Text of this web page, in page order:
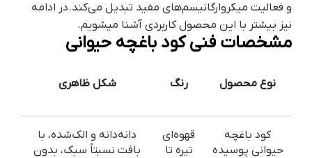
و فعالیت میکروارگانیسم‌های مفید تبدیل می‌کند.در ادامه
نیز بیشتر با این محصول کاربردی آشنا میشویم.
مشخصات فنی کود باغچه حیوانی
نوع محصول رنگ شکل ظاهری
کود باغچه
حیوانی پوسیده
قهوه‌ای
تیره تا
دانه‌دانه و الک‌شده، با
بافت نسبتاً سبک، بدون